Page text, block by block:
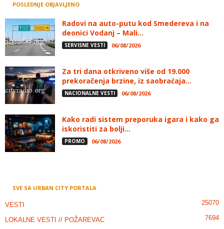
POSLEDNJE OBJAVLJENO
Radovi na auto-putu kod Smedereva i na
deonici Vodanj – Mali...
SERVISNE VESTI 06/08/2026
Za tri dana otkriveno više od 19.000
prekoračenja brzine, iz saobraćaja...
NACIONALNE VESTI 06/08/2026
Kako radi sistem preporuka igara i kako ga
iskoristiti za bolji...
PROMO 06/08/2026
SVE SA URBAN CITY PORTALA
VESTI 25070
LOKALNE VESTI // POŽAREVAC 7694